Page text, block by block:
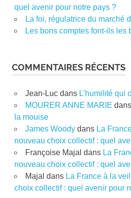
quel avenir pour notre pays ?
La foi, régulatrice du marché
Les bons comptes font-ils les
COMMENTAIRES RÉCENTS
Jean-Lucdans L’humilité qui
MOURER ANNE MARIE dans
la mouise
James Woodydans La
nouveau choix collectif : quel
Françoise Majal dans La
nouveau choix collectif : quel
Majal dans La France à la
choix collectif : quel avenir pour